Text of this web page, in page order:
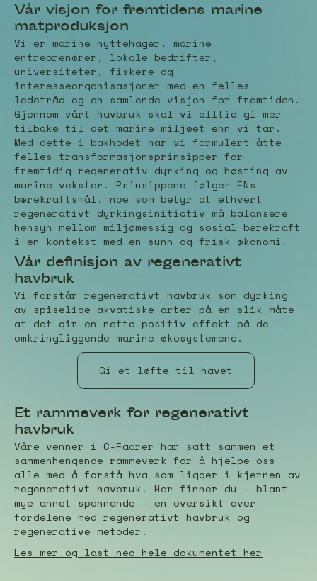
Vår visjon for fremtidens marine
matproduksjon
Vi er marine nyttehager, marine
entreprenører, lokale bedrifter,
universiteter, fiskere og
interesseorganisasjoner med en felles
ledetråd og en samlende visjon for fremtiden.
Gjennom vårt havbruk skal vi alltid gi mer
tilbake til det marine miljøet enn vi tar.
Med dette i bakhodet har vi formulert åtte
felles transformasjonsprinsipper for
fremtidig regenerativ dyrking og høsting av
marine vekster. Prinsippene følger FNs
bærekraftsmål, noe som betyr at ethvert
regenerativt dyrkingsinitiativ må balansere
hensyn mellom miljømessig og sosial bærekraft
i en kontekst med en sunn og frisk økonomi.
Vår definisjon av regenerativt
havbruk
Vi forstår regenerativt havbruk som dyrking
av spiselige akvatiske arter på en slik måte
at det gir en netto positiv effekt på de
omkringliggende marine økosystemene.
Gi et løfte til havet
Et rammeverk for regenerativt
havbruk
Våre venner i C-Faarer har satt sammen et
sammenhengende rammeverk for å hjelpe oss
alle med å forstå hva som ligger i kjernen av
regenerativt havbruk. Her finner du - blant
mye annet spennende - en oversikt over
fordelene med regenerativt havbruk og
regenerative metoder.
Les mer og last ned hele dokumentet her